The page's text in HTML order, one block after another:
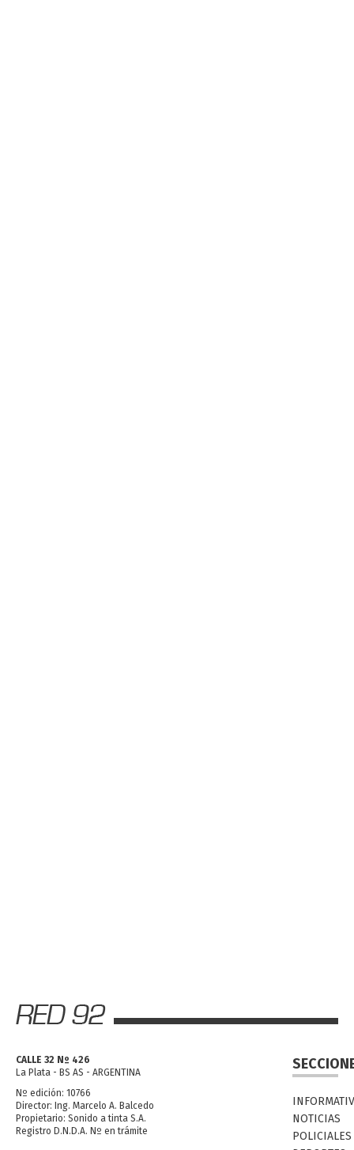
CALLE 32 Nº 426
La Plata - BS AS - ARGENTINA
Nº edición: 10766
Director: Ing. Marcelo A. Balcedo
Propietario: Sonido a tinta S.A.
Registro D.N.D.A. Nº en trámite
NOTICIAS
POLICIALES